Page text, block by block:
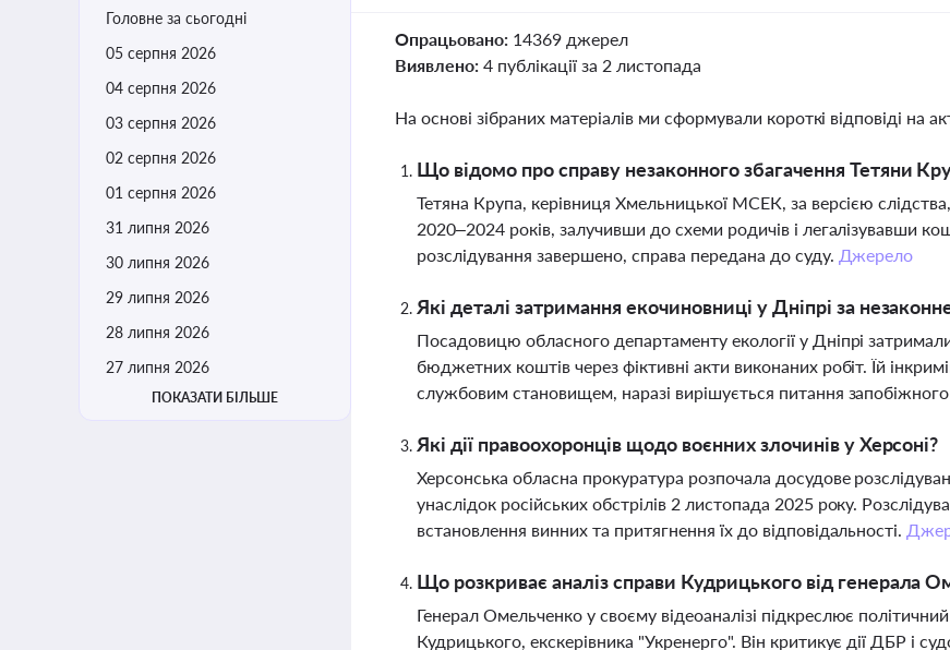
Головне за сьогодні
05 серпня 2026
04 серпня 2026
03 серпня 2026
02 серпня 2026
01 серпня 2026
31 липня 2026
30 липня 2026
29 липня 2026
28 липня 2026
27 липня 2026
ПОКАЗАТИ БІЛЬШЕ
Опрацьовано: 14369 джерел
Виявлено: 4 публікації за 2 листопада
На основі зібраних матеріалів ми сформували короткі відповіді на
Що відомо про справу незаконного збагачення Тетяни
Тетяна Крупа, керівниця Хмельницької МСЕК, за версією
2020–2024 років, залучивши до схеми родичів і легалізувавши
розслідування завершено, справа передана до суду. Джерело
Які деталі затримання екочиновниці у Дніпрі за
Посадовицю обласного департаменту екології у Дніпрі
бюджетних коштів через фіктивні акти виконаних робіт. Їй
службовим становищем, наразі вирішується питання запобіжного
Які дії правоохоронців щодо воєнних злочинів у Херсоні?
Херсонська обласна прокуратура розпочала досудове
унаслідок російських обстрілів 2 листопада 2025 року.
встановлення винних та притягнення їх до відповідальності.
Що розкриває аналіз справи Кудрицького від генерала
Генерал Омельченко у своєму відеоаналізі підкреслює політичний
Кудрицького, екскерівника "Укренерго". Він критикує дії ДБР і